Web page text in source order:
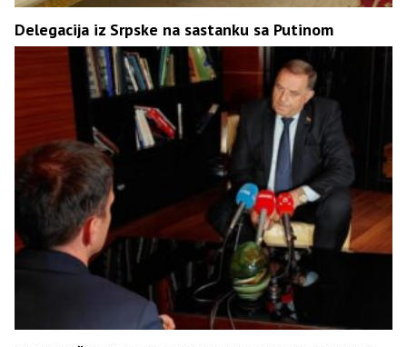
Delegacija iz Srpske na sastanku sa Putinom